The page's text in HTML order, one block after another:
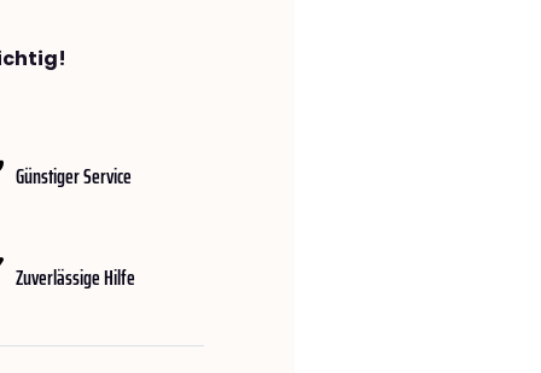
Günstiger Service
Zuverlässige Hilfe